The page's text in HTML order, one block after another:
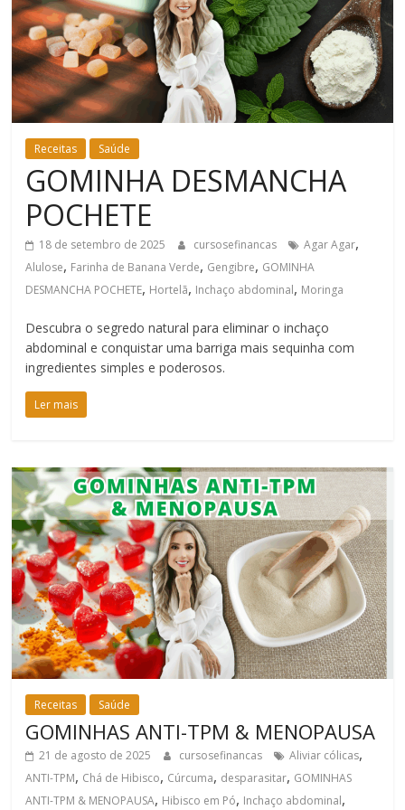
Estar
Receitas Saúde
GOMINHA DESMANCHA
POCHETE
18 de setembro de 2025 cursosefinancas Agar Agar,
Alulose, Farinha de Banana Verde, Gengibre, GOMINHA
DESMANCHA POCHETE, Hortelã, Inchaço abdominal, Moringa
Descubra o segredo natural para eliminar o inchaço
abdominal e conquistar uma barriga mais sequinha com
ingredientes simples e poderosos.
Ler mais
Receitas Saúde
GOMINHAS ANTI-TPM & MENOPAUSA
21 de agosto de 2025 cursosefinancas Aliviar cólicas,
ANTI-TPM, Chá de Hibisco, Cúrcuma, desparasitar, GOMINHAS
ANTI-TPM & MENOPAUSA, Hibisco em Pó, Inchaço abdominal,